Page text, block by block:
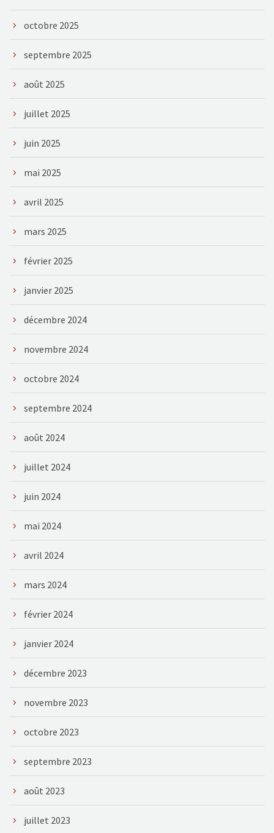
octobre 2025
septembre 2025
août 2025
juillet 2025
juin 2025
mai 2025
avril 2025
mars 2025
février 2025
janvier 2025
décembre 2024
novembre 2024
octobre 2024
septembre 2024
août 2024
juillet 2024
juin 2024
mai 2024
avril 2024
mars 2024
février 2024
janvier 2024
décembre 2023
novembre 2023
octobre 2023
septembre 2023
août 2023
juillet 2023